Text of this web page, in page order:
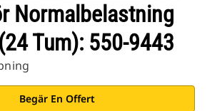
Normalbelastning
Tum): 550-9443
Begär En Offert